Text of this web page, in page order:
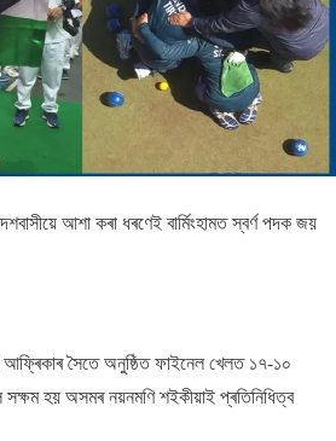
আশা কৰা ধৰণেই বাৰ্মিংহামত স্বৰ্ণ পদক জয়
সৈতে অনুষ্ঠিত ফাইনেল খেলত ১৭-১০
হয় অসমৰ নয়নমণি শইকীয়াই প্ৰতিনিধিত্ব